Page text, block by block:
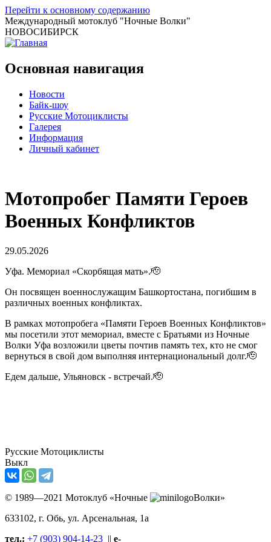
Перейти к основному содержанию
Международный мотоклуб "Ночные Волки"
НОВОСИБИРСК
Основная навигация
Новости
Байк-шоу
Русские Мотоциклисты
Галерея
Информация
Личный кабинет
Мотопробег Памяти Героев
Военных Конфликтов
29.05.2026
Уфа. Мемориал «Скорбящая мать».🫡
Он посвящен военнослужащим Башкортостана, погибшим в
различных военных конфликтах.
В рамках мотопробега «Памяти Героев Военных Конфликтов»
мы посетили этот мемориал, вместе с Братьями из Ночные
Волки Уфа возложили цветы почтив память тех, кто не смог
вернуться в свой дом выполняя интернациональный долг.🫡
Едем дальше, Ульяновск - встречай.🫡
Русские Мотоциклисты
Выкл
© 1989—2021 Мотоклуб «Ночные
Волки»
633102, г. Обь, ул. Арсенальная, 1а
тел.: +7 (903) 904-14-23 || e-